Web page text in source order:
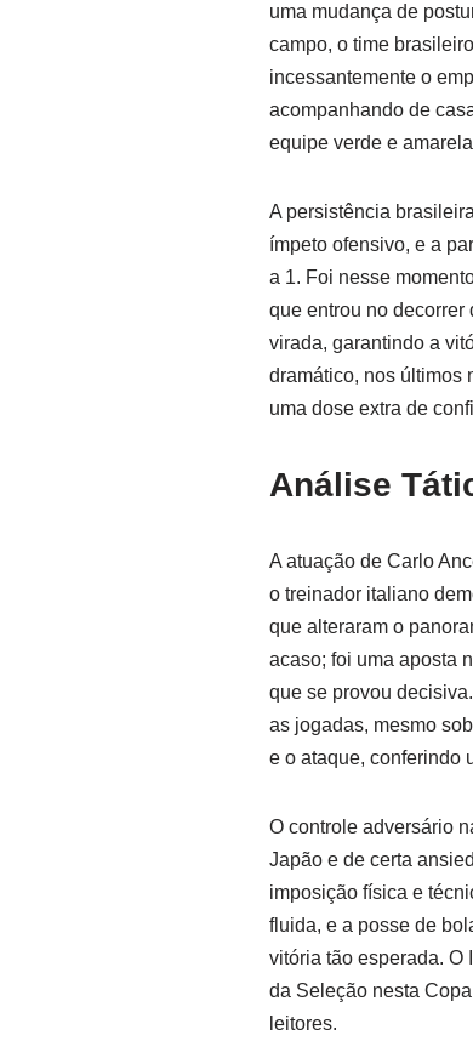
uma mudança de
campo, o time
incessantemente o
acompanhando de
equipe verde e
A persistência
ímpeto ofensivo, e a
a 1. Foi nesse
que entrou no decorrer
virada, garantindo a
dramático, nos últimos
uma dose extra de
Análise
A atuação de Carlo
o treinador italiano
que alteraram o
acaso; foi uma aposta
que se provou
as jogadas, mesmo
e o ataque, conferindo
O controle adversário
Japão e de certa
imposição física e
fluida, e a posse de
vitória tão esperada. O
da Seleção nesta
leitores.